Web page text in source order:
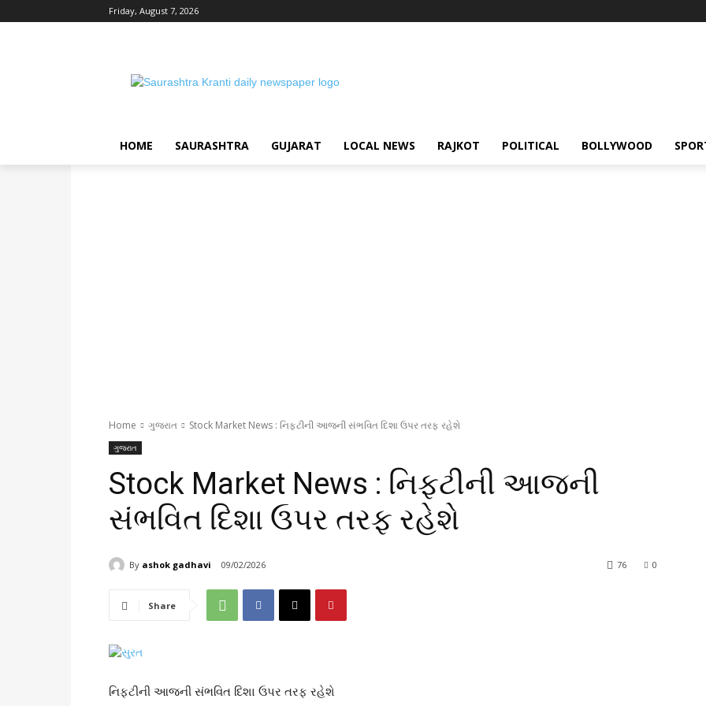
Friday, August 7, 2026
HOME SAURASHTRA GUJARAT LOCAL NEWS RAJKOT POLITICAL BOLLYWOOD
Home ગુજરાત Stock Market News : નિફ્ટીની આજની સંભવિત દિશા ઉપર તરફ રહેશે
ગુજરાત
Stock Market News : નિફ્ટીની આજની
સંભવિત દિશા ઉપર તરફ રહેશે
By ashok gadhavi 09/02/2026 0
76
Share
નિફ્ટીની આજની સંભવિત દિશા ઉપર તરફ રહેશે